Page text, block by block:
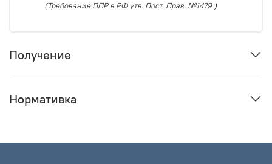
(Требование ППР в РФ утв. Пост. Прав. №1479 )
Получение
Нормативка